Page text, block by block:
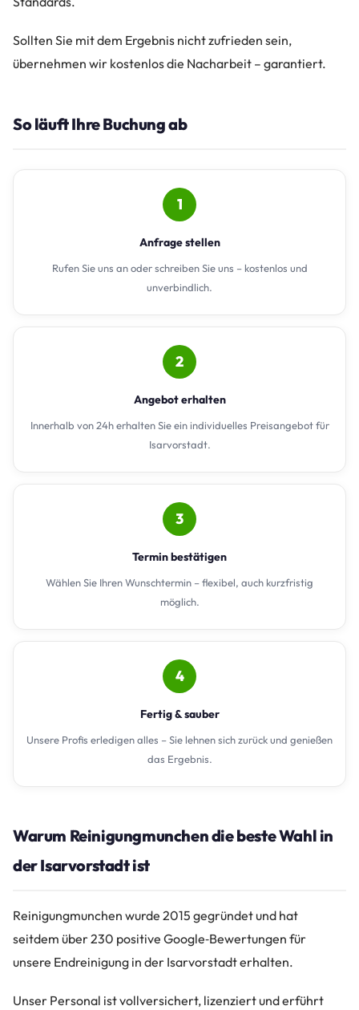
Sollten Sie mit dem Ergebnis nicht zufrieden sein,
übernehmen wir kostenlos die Nacharbeit – garantiert.
So läuft Ihre Buchung ab
1
Anfrage stellen
Rufen Sie uns an oder schreiben Sie uns – kostenlos und
unverbindlich.
2
Angebot erhalten
Innerhalb von 24h erhalten Sie ein individuelles Preisangebot für
Isarvorstadt.
3
Termin bestätigen
Wählen Sie Ihren Wunschtermin – flexibel, auch kurzfristig
möglich.
4
Fertig & sauber
Unsere Profis erledigen alles – Sie lehnen sich zurück und genießen
das Ergebnis.
Warum Reinigungmunchen die beste Wahl in
der Isarvorstadt ist
Reinigungmunchen wurde 2015 gegründet und hat
seitdem über 230 positive Google‑Bewertungen für
unsere Endreinigung in der Isarvorstadt erhalten.
Unser Personal ist vollversichert, lizenziert und erführt